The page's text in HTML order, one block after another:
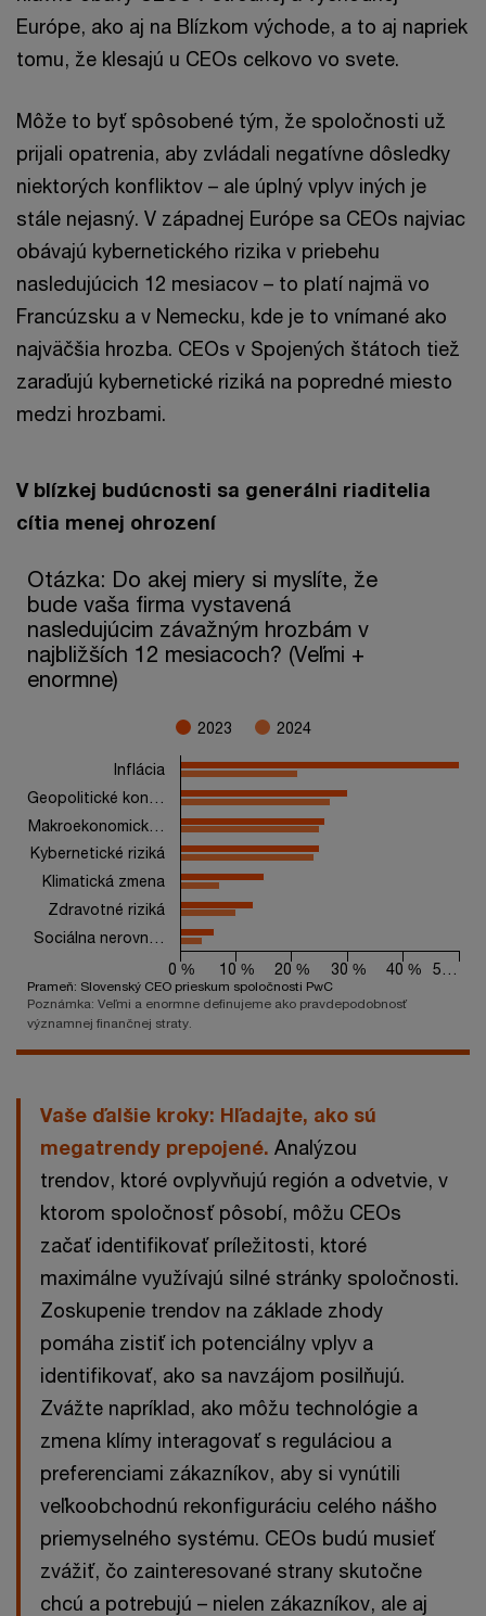
Európe, ako aj na Blízkom východe, a to aj napriek
tomu, že klesajú u CEOs celkovo vo svete.
Môže to byť spôsobené tým, že spoločnosti už
prijali opatrenia, aby zvládali negatívne dôsledky
niektorých konfliktov – ale úplný vplyv iných je
stále nejasný. V západnej Európe sa CEOs najviac
obávajú kybernetického rizika v priebehu
nasledujúcich 12 mesiacov – to platí najmä vo
Francúzsku a v Nemecku, kde je to vnímané ako
najväčšia hrozba. CEOs v Spojených štátoch tiež
zaraďujú kybernetické riziká na popredné miesto
medzi hrozbami.
V blízkej budúcnosti sa generálni riaditelia
cítia menej ohrození
Otázka: Do akej miery si myslíte, že bude vaša firma
Bar chart with 2 data series.
The chart has 1 X axis displaying categories.
The chart has 1 Y axis displaying values. Range: 0 to 50.
Otázka: Do akej miery si myslíte, že
bude vaša firma vystavená
nasledujúcim závažným hrozbám v
najbližších 12 mesiacoch? (Veľmi +
enormne)
2023 2024
Inflácia
Geopolitické kon…
Makroekonomick…
Kybernetické riziká
Klimatická zmena
Zdravotné riziká
Sociálna nerovn…
0 %
10 % 20 % 30 % 40 % 5…
Prameň: Slovenský CEO prieskum spoločnosti PwC
End of interactive chart.
Poznámka: Veľmi a enormne definujeme ako pravdepodobnosť
významnej finančnej straty.
Vaše ďalšie kroky: Hľadajte, ako sú
megatrendy prepojené. Analýzou
trendov, ktoré ovplyvňujú región a odvetvie, v
ktorom spoločnosť pôsobí, môžu CEOs
začať identifikovať príležitosti, ktoré
maximálne využívajú silné stránky spoločnosti.
Zoskupenie trendov na základe zhody
pomáha zistiť ich potenciálny vplyv a
identifikovať, ako sa navzájom posilňujú.
Zvážte napríklad, ako môžu technológie a
zmena klímy interagovať s reguláciou a
preferenciami zákazníkov, aby si vynútili
veľkoobchodnú rekonfiguráciu celého nášho
priemyselného systému. CEOs budú musieť
zvážiť, čo zainteresované strany skutočne
chcú a potrebujú – nielen zákazníkov, ale aj